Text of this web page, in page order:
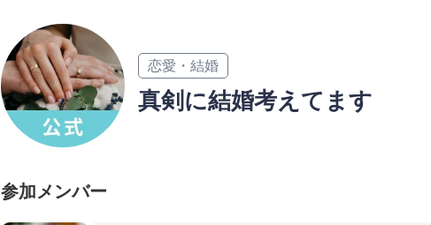
恋愛・結婚
真剣に結婚考えてます
参加メンバー